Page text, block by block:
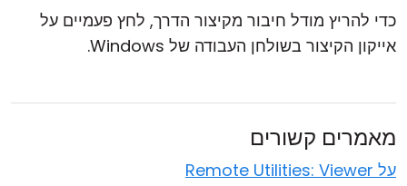
כדי להריץ מודל חיבור מקיצור הדרך, לחץ פעמיים על
אייקון הקיצור בשולחן העבודה של Windows.
מאמרים קשורים
על Remote Utilities: Viewer